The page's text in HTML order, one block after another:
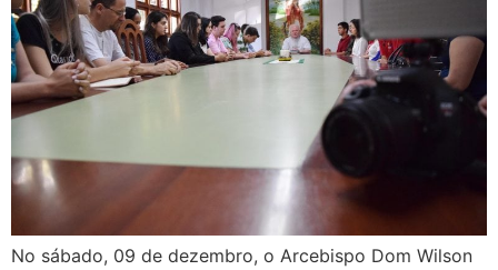
No sábado, 09 de dezembro, o Arcebispo Dom Wilson